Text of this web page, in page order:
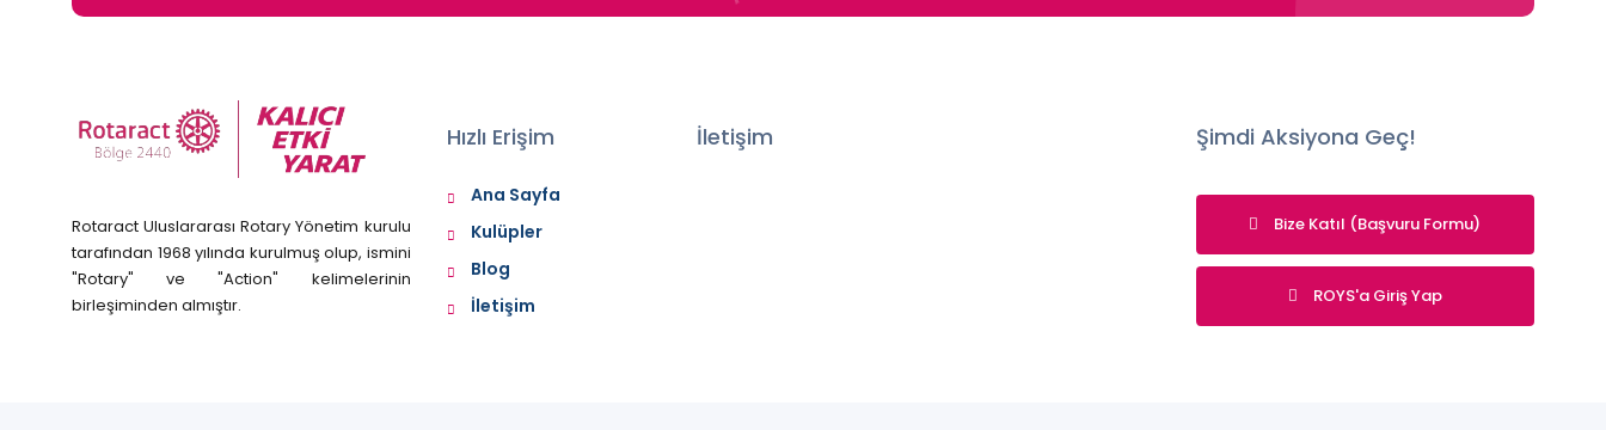
Rotaract Uluslararası Rotary Yönetim kurulu
tarafından 1968 yılında kurulmuş olup, ismini
"Rotary" ve "Action" kelimelerinin
birleşiminden almıştır.
Hızlı Erişim
Ana Sayfa
Kulüpler
Blog
İletişim
İletişim Şimdi Aksiyona Geç!
Bize Katıl (Başvuru Formu)
ROYS'a Giriş Yap